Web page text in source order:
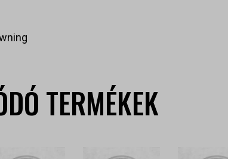
TERMÉKEK